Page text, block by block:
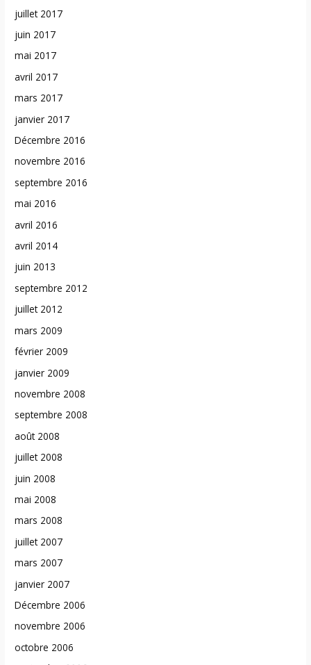
juillet 2017
juin 2017
mai 2017
avril 2017
mars 2017
janvier 2017
Décembre 2016
novembre 2016
septembre 2016
mai 2016
avril 2016
avril 2014
juin 2013
septembre 2012
juillet 2012
mars 2009
février 2009
janvier 2009
novembre 2008
septembre 2008
août 2008
juillet 2008
juin 2008
mai 2008
mars 2008
juillet 2007
mars 2007
janvier 2007
Décembre 2006
novembre 2006
octobre 2006